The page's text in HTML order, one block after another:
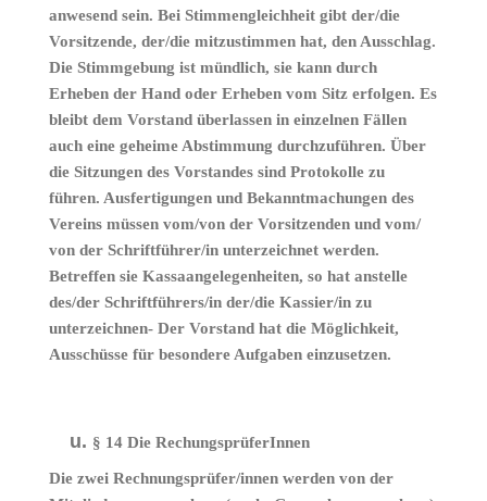
anwesend sein. Bei Stimmengleichheit gibt der/die
Vorsitzende, der/die mitzustimmen hat, den Ausschlag.
Die Stimmgebung ist mündlich, sie kann durch
Erheben der Hand oder Erheben vom Sitz erfolgen. Es
bleibt dem Vorstand überlassen in einzelnen Fällen
auch eine geheime Abstimmung durchzuführen. Über
die Sitzungen des Vorstandes sind Protokolle zu
führen. Ausfertigungen und Bekanntmachungen des
Vereins müssen vom/von der Vorsitzenden und vom/
von der Schriftführer/in unterzeichnet werden.
Betreffen sie Kassaangelegenheiten, so hat anstelle
des/der Schriftführers/in der/die Kassier/in zu
unterzeichnen- Der Vorstand hat die Möglichkeit,
Ausschüsse für besondere Aufgaben einzusetzen.
§ 14 Die RechungsprüferInnen
Die zwei Rechnungsprüfer/innen werden von der